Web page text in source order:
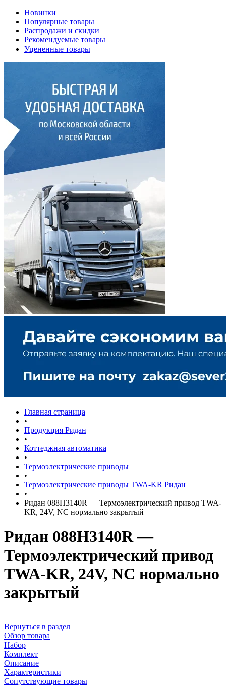
Новинки
Популярные товары
Распродажи и скидки
Рекомендуемые товары
Уцененные товары
Главная страница
•
Продукция Ридан
•
Коттеджная автоматика
•
Термоэлектрические приводы
•
Термоэлектрические приводы TWA-KR Ридан
•
Ридан 088H3140R — Термоэлектрический привод TWA-
KR, 24V, NC нормально закрытый
Ридан 088H3140R —
Термоэлектрический привод
TWA-KR, 24V, NC нормально
закрытый
Вернуться в раздел
Обзор товара
Набор
Комплект
Описание
Характеристики
Сопутствующие товары